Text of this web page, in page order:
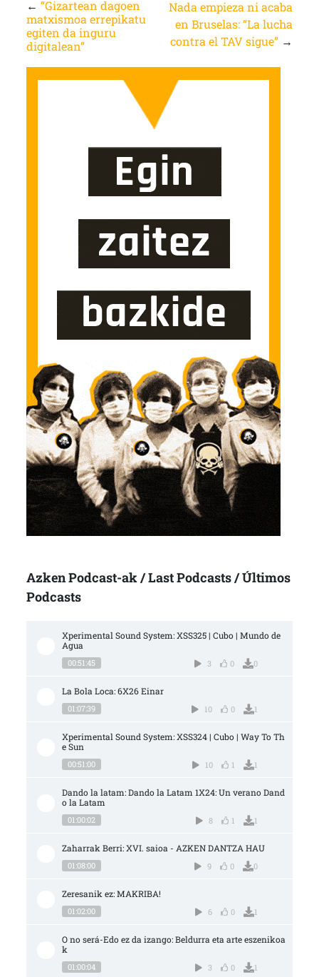
← “Gizartean dagoen
matxismoa errepikatu
egiten da inguru
digitalean”
Nada empieza ni acaba
en Bruselas: “La lucha
contra el TAV sigue” →
Azken Podcast-ak / Last Podcasts / Últimos
Podcasts
Xperimental Sound System: XSS325 | Cubo | Mundo de
Agua
00:51:45 3 0 0
La Bola Loca: 6X26 Einar
01:07:39 10 0 1
Xperimental Sound System: XSS324 | Cubo | Way To Th
e Sun
00:51:00 10 1 1
Dando la latam: Dando la Latam 1X24: Un verano Dand
o la Latam
01:00:02 8 1 1
Zaharrak Berri: XVI. saioa - AZKEN DANTZA HAU
01:08:00 9 0 0
Zeresanik ez: MAKRIBA!
01:02:00 6 0 1
O no será-Edo ez da izango: Beldurra eta arte eszenikoa
k
01:00:04 3 0 1